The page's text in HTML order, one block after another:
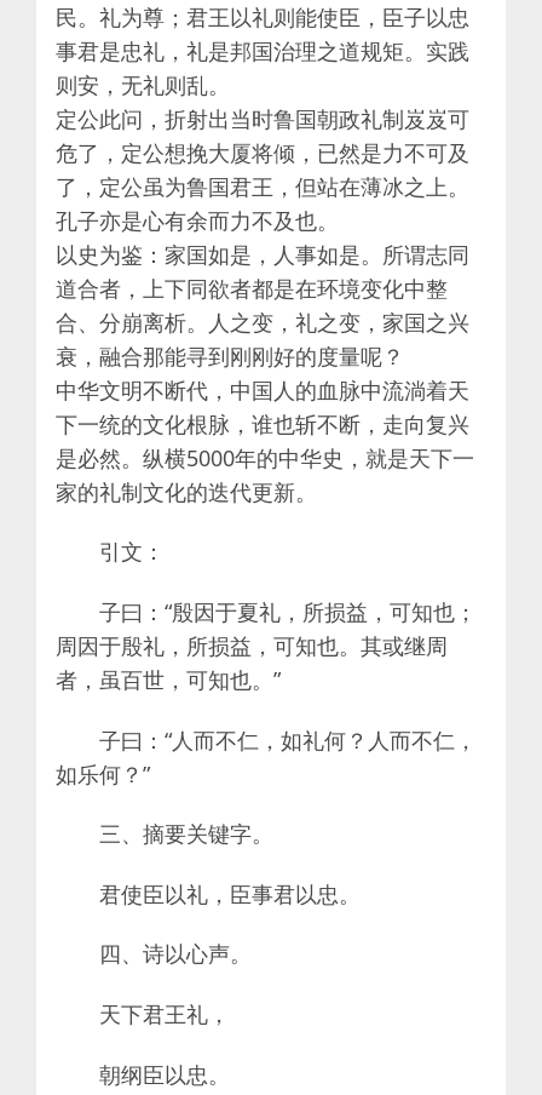
民。礼为尊；君王以礼则能使臣，臣子以忠
事君是忠礼，礼是邦国治理之道规矩。实践
则安，无礼则乱。
定公此问，折射出当时鲁国朝政礼制岌岌可
危了，定公想挽大厦将倾，已然是力不可及
了，定公虽为鲁国君王，但站在薄冰之上。
孔子亦是心有余而力不及也。
以史为鉴：家国如是，人事如是。所谓志同
道合者，上下同欲者都是在环境变化中整
合、分崩离析。人之变，礼之变，家国之兴
衰，融合那能寻到刚刚好的度量呢？
中华文明不断代，中国人的血脉中流淌着天
下一统的文化根脉，谁也斩不断，走向复兴
是必然。纵横5000年的中华史，就是天下一
家的礼制文化的迭代更新。
引文：
子曰：“殷因于夏礼，所损益，可知也；
周因于殷礼，所损益，可知也。其或继周
者，虽百世，可知也。”
子曰：“人而不仁，如礼何？人而不仁，
如乐何？”
三、摘要关键字。
君使臣以礼，臣事君以忠。
四、诗以心声。
天下君王礼，
朝纲臣以忠。